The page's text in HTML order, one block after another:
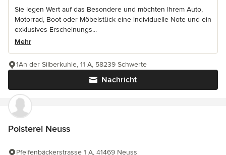
Sie legen Wert auf das Besondere und möchten Ihrem Auto,
Motorrad, Boot oder Möbelstück eine individuelle Note und ein
exklusives Erscheinungs...
Mehr
Nachricht
1An der Silberkuhle, 11 A, 58239 Schwerte
Polsterei Neuss
Pfeifenbäckerstrasse 1 A, 41469 Neuss